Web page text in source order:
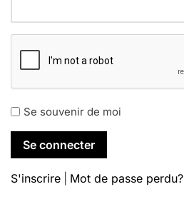
Se souvenir de moi
S'inscrire Mot de passe perdu?